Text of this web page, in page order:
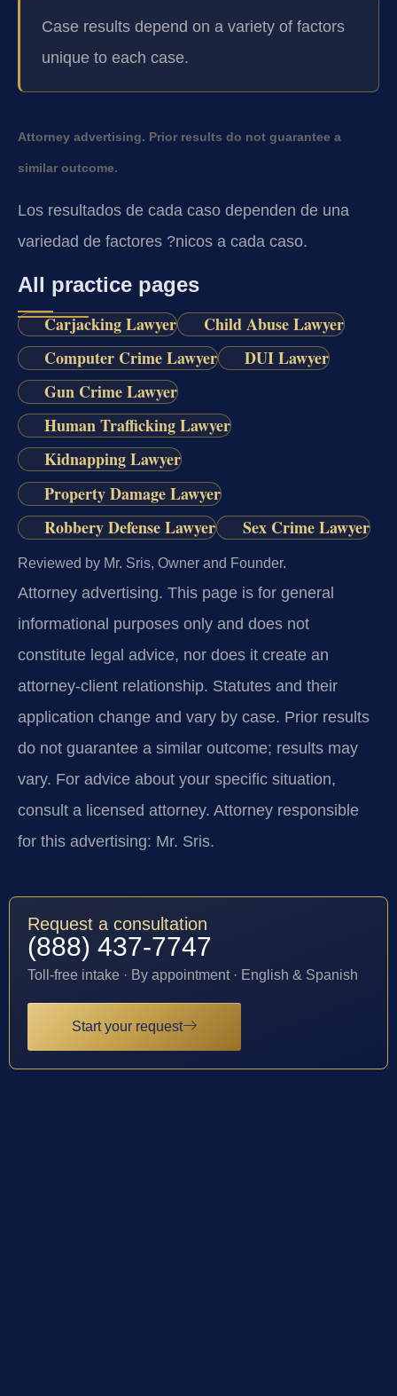
Case results depend on a variety of factors
unique to each case.
Attorney advertising. Prior results do not guarantee a
similar outcome.
Los resultados de cada caso dependen de una
variedad de factores ?nicos a cada caso.
All practice pages
Carjacking Lawyer
Child Abuse Lawyer
Computer Crime Lawyer
DUI Lawyer
Gun Crime Lawyer
Human Trafficking Lawyer
Kidnapping Lawyer
Property Damage Lawyer
Robbery Defense Lawyer
Sex Crime Lawyer
Reviewed by Mr. Sris, Owner and Founder.
Attorney advertising. This page is for general
informational purposes only and does not
constitute legal advice, nor does it create an
attorney-client relationship. Statutes and their
application change and vary by case. Prior results
do not guarantee a similar outcome; results may
vary. For advice about your specific situation,
consult a licensed attorney. Attorney responsible
for this advertising: Mr. Sris.
Request a consultation
(888) 437-7747
Toll-free intake · By appointment · English & Spanish
Start your request